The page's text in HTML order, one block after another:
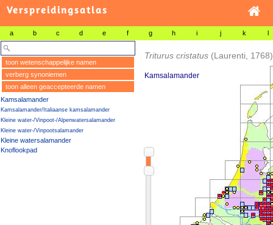
Verspreidingsatlas
a b c d e f g h i j k l
toon wetenschappelijke namen
verberg synoniemen
toon alleen geaccepteerde namen
Kamsalamander
Kamsalamander/Italiaanse kamsalamander
Kleine water-/Vinpoot-/Alpenwatersalamander
Kleine water-/Vinpootsalamander
Kleine watersalamander
Knoflookpad
Triturus cristatus (Laurenti, 1768)
Kamsalamander